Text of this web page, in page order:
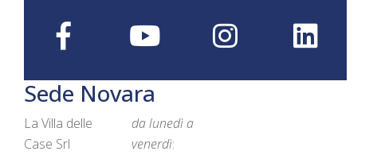
Sede Novara
La Villa delle
Case Srl
da lunedì a
venerdì: